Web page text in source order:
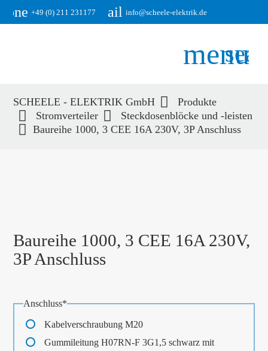
+49 (0) 211 231177email info@scheele-elektrik.de
menu
Suchbegriffe SUCHEN
SCHEELE - ELEKTRIK GmbH
Produkte
Stromverteiler
Steckdosenblöcke und -leisten
Baureihe 1000, 3 CEE 16A 230V, 3P Anschluss
Baureihe 1000, 3 CEE 16A 230V,
3P Anschluss
Pflichtfeld
Anschluss*
Kabelverschraubung M20
Gummileitung H07RN-F 3G1,5 schwarz mit